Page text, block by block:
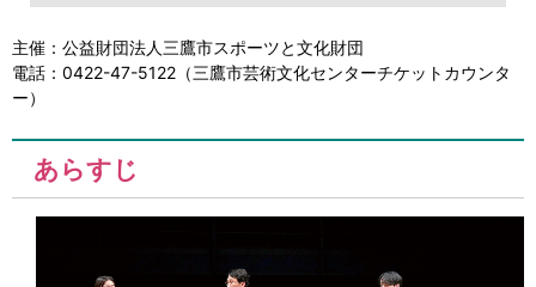
主催：公益財団法人三鷹市スポーツと文化財団
電話：0422-47-5122（三鷹市芸術文化センターチケットカウンタ
ー）
あらすじ